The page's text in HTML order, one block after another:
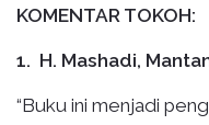
KOMENTAR TOKOH:
1. H. Mashadi,
“Buku ini menjadi